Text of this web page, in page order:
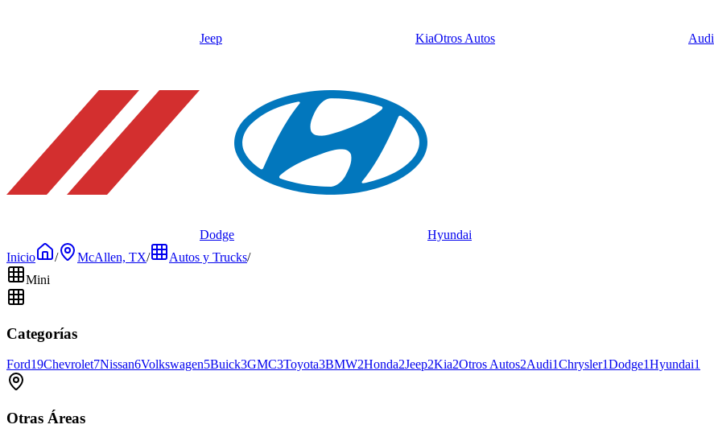
Jeep KiaOtros Autos Audi
Dodge
Hyundai
Inicio
/ McAllen, TX/ Autos y Trucks/
Mini
Categorías
Ford19Chevrolet7Nissan6Volkswagen5Buick3GMC3Toyota3BMW2Honda2Jeep2Kia2Otros Autos2Audi1Chrysler1Dodge1Hyundai1
Otras Áreas